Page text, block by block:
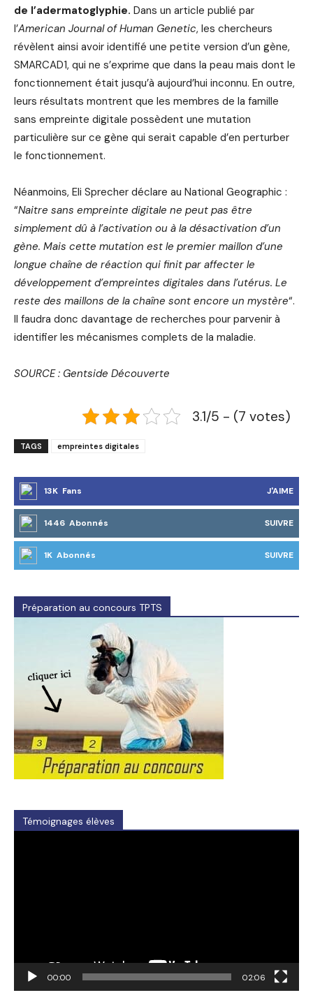
de l’adermatoglyphie. Dans un article publié par
l’American Journal of Human Genetic, les chercheurs
révèlent ainsi avoir identifié une petite version d’un gène,
SMARCAD1, qui ne s’exprime que dans la peau mais dont le
fonctionnement était jusqu’à aujourd’hui inconnu. En outre,
leurs résultats montrent que les membres de la famille
sans empreinte digitale possèdent une mutation
particulière sur ce gène qui serait capable d’en perturber
le fonctionnement.
Néanmoins, Eli Sprecher déclare au National Geographic :
“Naitre sans empreinte digitale ne peut pas être
simplement dû à l’activation ou à la désactivation d’un
gène. Mais cette mutation est le premier maillon d’une
longue chaîne de réaction qui finit par affecter le
développement d’empreintes digitales dans l’utérus. Le
reste des maillons de la chaîne sont encore un mystère“.
Il faudra donc davantage de recherches pour parvenir à
identifier les mécanismes complets de la maladie.
SOURCE : Gentside Découverte
3.1/5 - (7 votes)
TAGS empreintes digitales
13K Fans J'AIME
1446 Abonnés SUIVRE
1K Abonnés SUIVRE
Préparation au concours TPTS
Témoignages élèves
00:00 02:06